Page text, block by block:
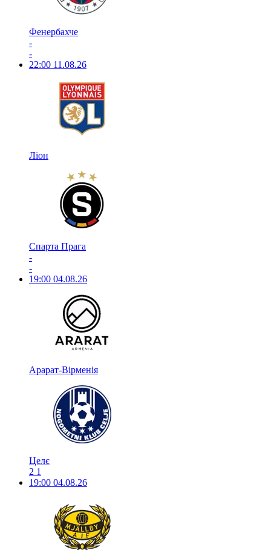
Фенербахче
-
-
22:00 11.08.26
Ліон
Спарта Прага
-
-
19:00 04.08.26
Арарат-Вірменія
Целє
2 1
19:00 04.08.26